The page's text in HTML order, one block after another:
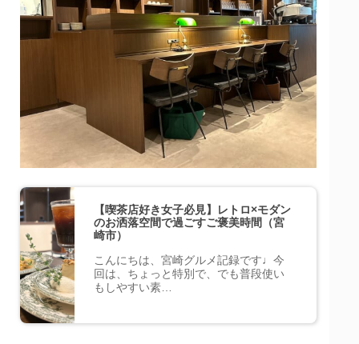
【喫茶店好き女子必見】レトロ×モダン
のお洒落空間で過ごすご褒美時間（宮
崎市）
こんにちは、宮崎グルメ記録です♩今
回は、ちょっと特別で、でも普段使い
もしやすい素…